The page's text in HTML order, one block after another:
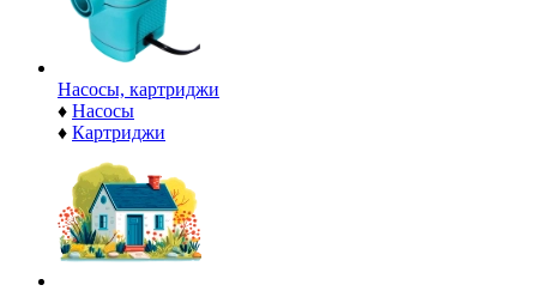
Насосы, картриджи
♦ Насосы
♦ Картриджи